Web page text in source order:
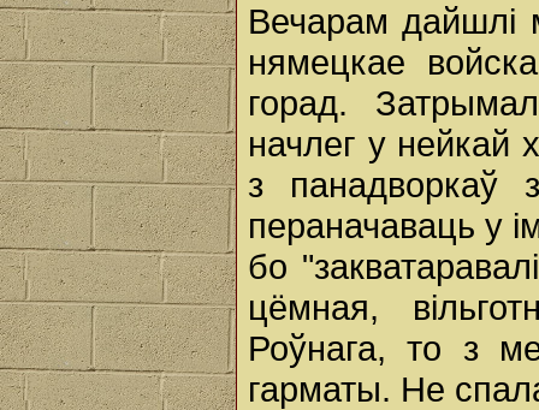
Вечарам
нямецкае
горад.
начлег у
з панадворкаў
пераначаваць у
бо
цёмная,
Роўнага, то з
гарматы. Не